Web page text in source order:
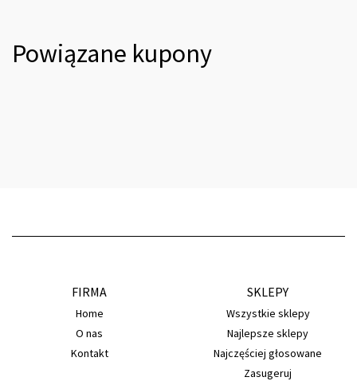
Powiązane kupony
FIRMA
Home
O nas
Kontakt
SKLEPY
Wszystkie sklepy
Najlepsze sklepy
Najczęściej głosowane
Zasugeruj